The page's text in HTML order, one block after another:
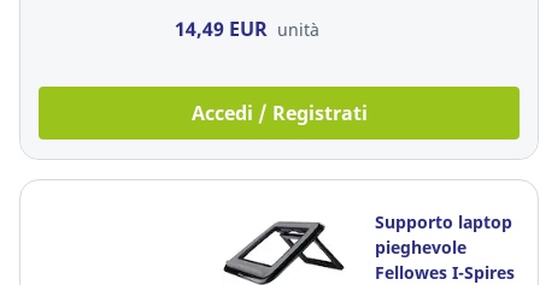
14,49 EUR unità
Accedi / Registrati
Supporto laptop
pieghevole
Fellowes I-Spires